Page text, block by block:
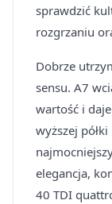
sprawdzić
rozgrzaniu
Dobrze
sensu. A7
wartość i
wyższej
elegancja,
40 TDI